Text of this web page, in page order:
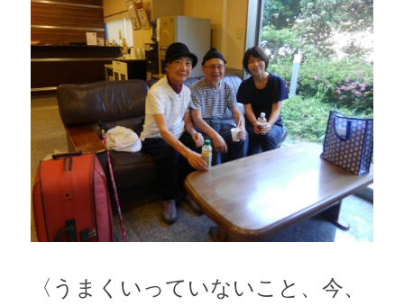
〈うまくいっていないこと、今、